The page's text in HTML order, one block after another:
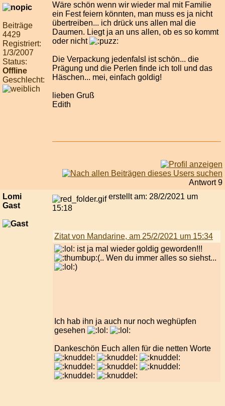
Beiträge
4429
Registriert:
1/3/2007
Status:
Offline
Geschlecht:
Wäre schön wenn wir wieder mal mit Familie
ein Fest feiern könnten, man muss es ja nicht
übertreiben... ich drück uns allen mal die
Daumen. Liegt ja an uns allen, ob es so kommt
oder nicht
Die Verpackung jedenfalsl ist schön... die
Prägung und die Perlen finde ich toll und das
Häschen... mei, einfach goldig!
lieben Gruß
Edith
Antwort 9
Lomi
Gast
erstellt am: 28/2/2021 um
15:18
Zitat von Mandarine, am 25/2/2021 um 15:34
ist ja mal wieder goldig geworden!!!
(.. Wen du immer alles so siehst...
)
Ich hab ihn ja auch nur noch weghüpfen
gesehen
Dankeschön Euch allen für die netten Worte